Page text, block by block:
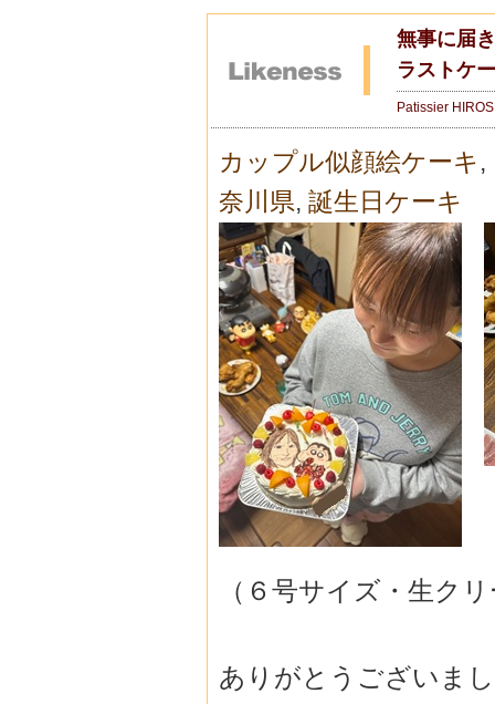
無事に届
ラストケ
Patissier
カップル似顔絵ケーキ ,
奈川県, 誕生日ケーキ
（６号サイズ・生ク
ありがとうございま